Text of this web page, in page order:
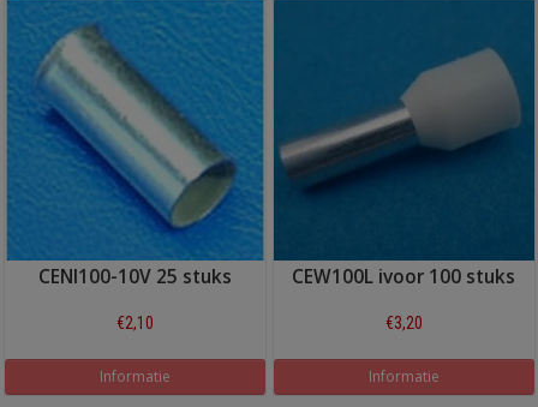
CENI100-10V 25 stuks
€2,10
Informatie
CEW100L ivoor 100 stuks
€3,20
Informatie